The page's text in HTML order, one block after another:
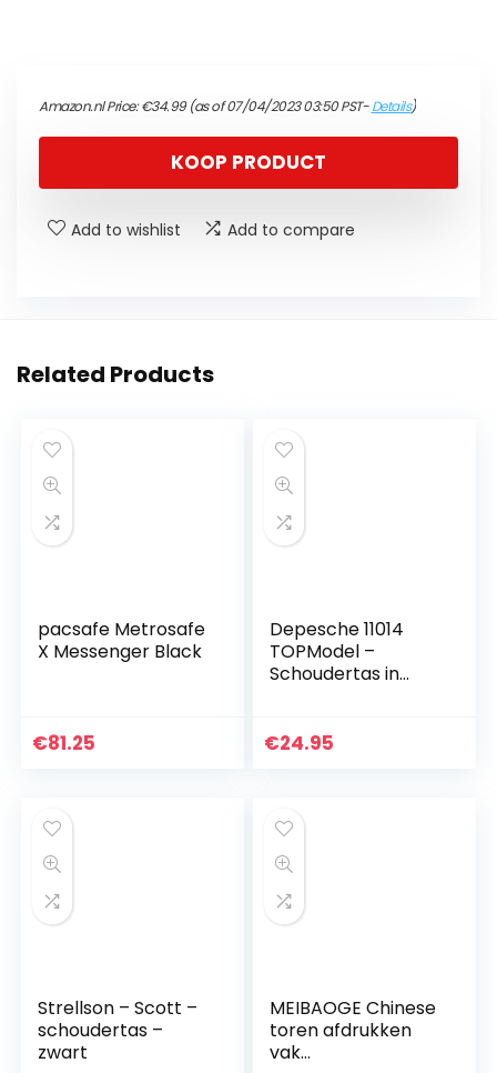
Amazon.nl Price:€34.99(as of 07/04/2023 03:50 PST-Details)
KOOP PRODUCT
Add to wishlist Add to compare
Related Products
pacsafe Metrosafe
X Messenger Black
€81.25
Depesche 11014
TOPModel –
Schoudertas in
ritssluiting en in
€24.95
Strellson – Scott –
schoudertas –
zwart
MEIBAOGE Chinese
toren afdrukken
vak